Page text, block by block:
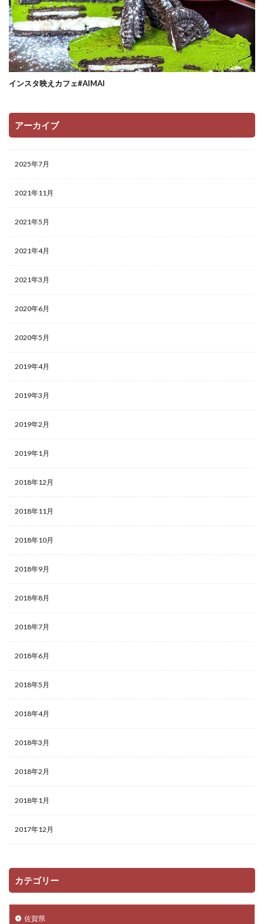
インスタ映えカフェ#AIMAI
アーカイブ
2025年7月
2021年11月
2021年5月
2021年4月
2021年3月
2020年6月
2020年5月
2019年4月
2019年3月
2019年2月
2019年1月
2018年12月
2018年11月
2018年10月
2018年9月
2018年8月
2018年7月
2018年6月
2018年5月
2018年4月
2018年3月
2018年2月
2018年1月
2017年12月
カテゴリー
佐賀県